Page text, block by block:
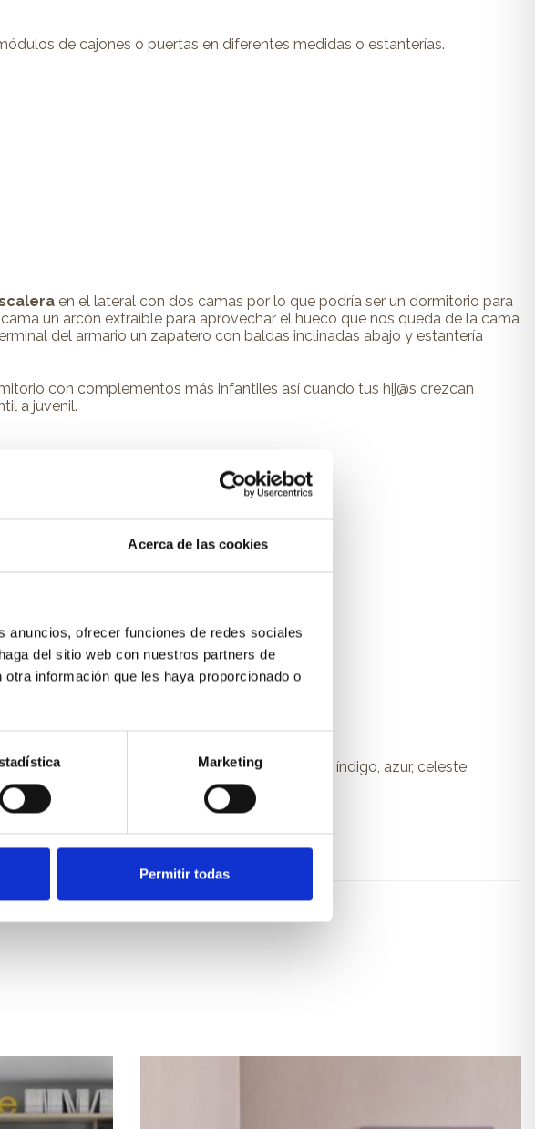
Acerca de las cookies
anuncios, ofrecer funciones de redes sociales
del sitio web con nuestros partners de
información que les haya proporcionado o
Marketing
Permitir todas
de cajones o puertas en diferentes medidas o estanterías.
en el lateral con dos camas por lo que podría ser un dormitorio para
un arcón extraíble para aprovechar el hueco que nos queda de la cama
del armario un zapatero con baldas inclinadas abajo y estantería
con complementos más infantiles así cuando tus hij@s crezcan
a juvenil.
claro, lila oscuro, mora, verde agua, verde mar, índigo, azur, celeste,